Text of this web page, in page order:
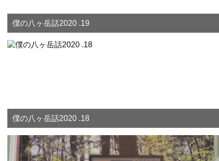
僕の八ヶ岳話2020 .19
僕の八ヶ岳話2020 .18